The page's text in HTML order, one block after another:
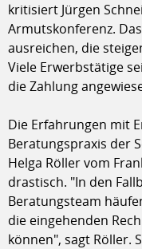
kritisiert Jürgen
Armutskonferenz.
ausreichen, die
Viele Erwerbstätige
die Zahlung
Die Erfahrungen mit
Beratungspraxis der
Helga Röller vom
drastisch. "In den
Beratungsteam
die eingehenden
können", sagt Röller.